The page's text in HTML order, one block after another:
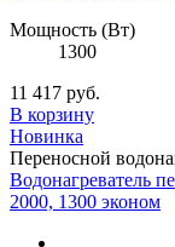
Мощность (Вт)
1300
11 417 руб.
В корзину
Новинка
Переносной
Водонагреватель
2000, 1300 эконом